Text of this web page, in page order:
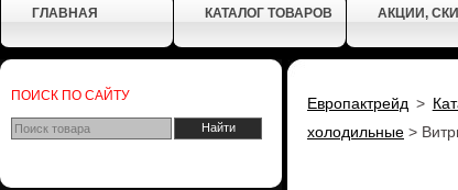
ГЛАВНАЯ КАТАЛОГ ТОВАРОВ АКЦИИ,
ПОИСК ПО САЙТУ Европактрейд >
холодильные >